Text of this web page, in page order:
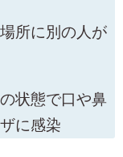
所に別の人が
状態で口や鼻
に感染